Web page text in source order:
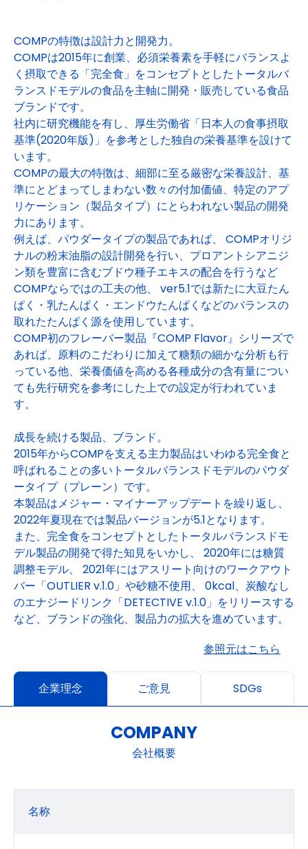
COMPの特徴は設計力と開発力。
COMPは2015年に創業、必須栄養素を手軽にバランスよ
く摂取できる「完全食」をコンセプトとしたトータルバ
ランスドモデルの食品を主軸に開発・販売している食品
ブランドです。
社内に研究機能を有し、厚生労働省「日本人の食事摂取
基準(2020年版)」を参考とした独自の栄養基準を設けて
います。
COMPの最大の特徴は、細部に至る厳密な栄養設計、基
準にとどまってしまわない数々の付加価値、特定のアプ
リケーション（製品タイプ）にとらわれない製品の開発
力にあります。
例えば、パウダータイプの製品であれば、 COMPオリジ
ナルの粉末油脂の設計開発を行い、プロアントシアニジ
ン類を豊富に含むブドウ種子エキスの配合を行うなど
COMPならではの工夫の他、 ver5.1では新たに大豆たん
ぱく・乳たんぱく・エンドウたんぱくなどのバランスの
取れたたんぱく源を使用しています。
COMP初のフレーバー製品『COMP Flavor』シリーズで
あれば、原料のこだわりに加えて糖類の細かな分析も行
っている他、栄養価値を高める各種成分の含有量につい
ても先行研究を参考にした上での設定が行われていま
す。
成長を続ける製品、ブランド。
2015年からCOMPを支える主力製品はいわゆる完全食と
呼ばれることの多いトータルバランスドモデルのパウダ
ータイプ（プレーン）です。
本製品はメジャー・マイナーアップデートを繰り返し、
2022年夏現在では製品バージョンが5.1となります。
また、完全食をコンセプトとしたトータルバランスドモ
デル製品の開発で得た知見をいかし、 2020年には糖質
調整モデル、 2021年にはアスリート向けのワークアウト
バー「OUTLIER v.1.0」や砂糖不使用、 0kcal、炭酸なし
のエナジードリンク「DETECTIVE v.1.0」をリリースする
など、ブランドの強化、製品力の拡大を進めています。
参照元はこちら
企業理念 ご意見 SDGs
COMPANY
会社概要
名称